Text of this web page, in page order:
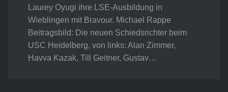
Laurey Oyugi ihre LSE-Ausbildung in
Wieblingen mit Bravour. Michael Rappe
Beitragsbild: Die neuen Schiedsrichter beim
USC Heidelberg, von links: Alan Zimmer,
Havva Kazak, Till Geitner, Gustav…